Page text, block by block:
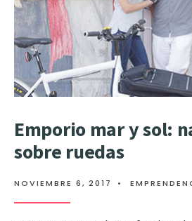
Emporio mar y sol:
sobre ruedas
NOVIEMBRE 6, 2017 •